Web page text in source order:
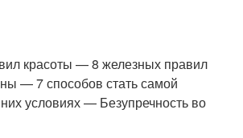
красоты — 8 железных правил
— 7 способов стать самой
условиях — Безупречность во